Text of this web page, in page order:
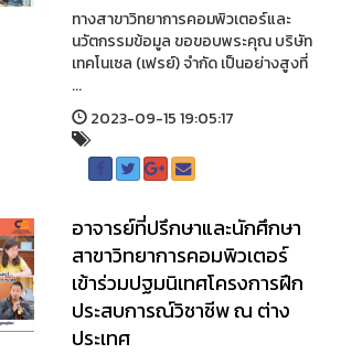
ทางสาขาวิทยาการคอมพิวเตอร์และ
นวัตกรรมข้อมูล ขอขอบพระคุณ บริษัท
เทคโนเซล (เฟรย์) จำกัด เป็นอย่างสูงที่
...
2023-09-15 19:05:17
อาจารย์ที่ปรึกษาและนักศึกษา
สาขาวิทยาการคอมพิวเตอร์
เข้าร่วมปฐมนิเทศโครงการฝึก
ประสบการณ์วิชาชีพ ณ ต่าง
ประเทศ